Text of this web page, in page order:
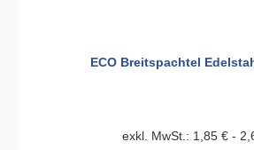
ECO Breitspachtel
exkl. MwSt.: 1,85 € -